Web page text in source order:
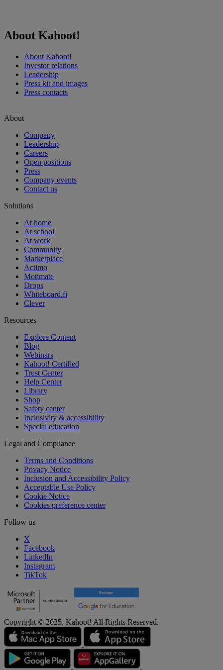
About Kahoot!
About Kahoot!
Investor relations
Leadership
Press kit and images
Press contacts
About
Company
Leadership
Careers
Open positions
Press
Company events
Contact us
Solutions
At home
At school
At work
Community
Marketplace
Actimo
Motimate
Drops
Whiteboard.fi
Clever
Resources
Explore Content
Blog
Webinars
Kahoot! Certified
Trust Center
Help Center
Library
Shop
Safety center
Inclusivity & accessibility
Special education
Legal and Compliance
Terms and Conditions
Privacy Notice
Inclusion and Accessibility Policy
Acceptable Use Policy
Cookie Notice
Cookies preference center
Follow us
X
Facebook
LinkedIn
Instagram
TikTok
Copyright © 2025, Kahoot! All Rights Reserved.